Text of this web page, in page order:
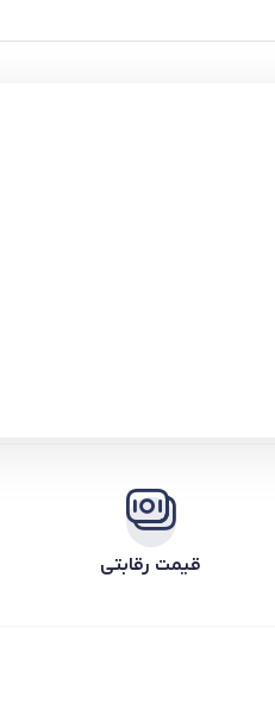
قیمت رقابتی